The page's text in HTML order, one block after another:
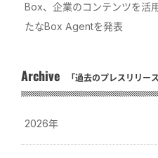
Box、企業のコンテンツを活
たなBox Agentを発表
Archive 「過去のプレスリリー
2026年